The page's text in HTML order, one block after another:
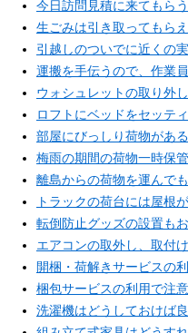
今日訪問見積に来てもら
生ごみは引き取ってもら
引越しのついでに近くの
運搬を手伝うので、作業
ウォシュレットの取り外
ロフトにベッドをセッテ
部屋にびっしり荷物があ
梅雨の期間の荷物一時保
離島からの荷物を運んで
トラックの荷台には屋根
転倒防止グッズの設置も
エアコンの取外し、取付
開梱・荷解きサービスの
梱包サービスの利用で注
洗濯機はどうしておけば